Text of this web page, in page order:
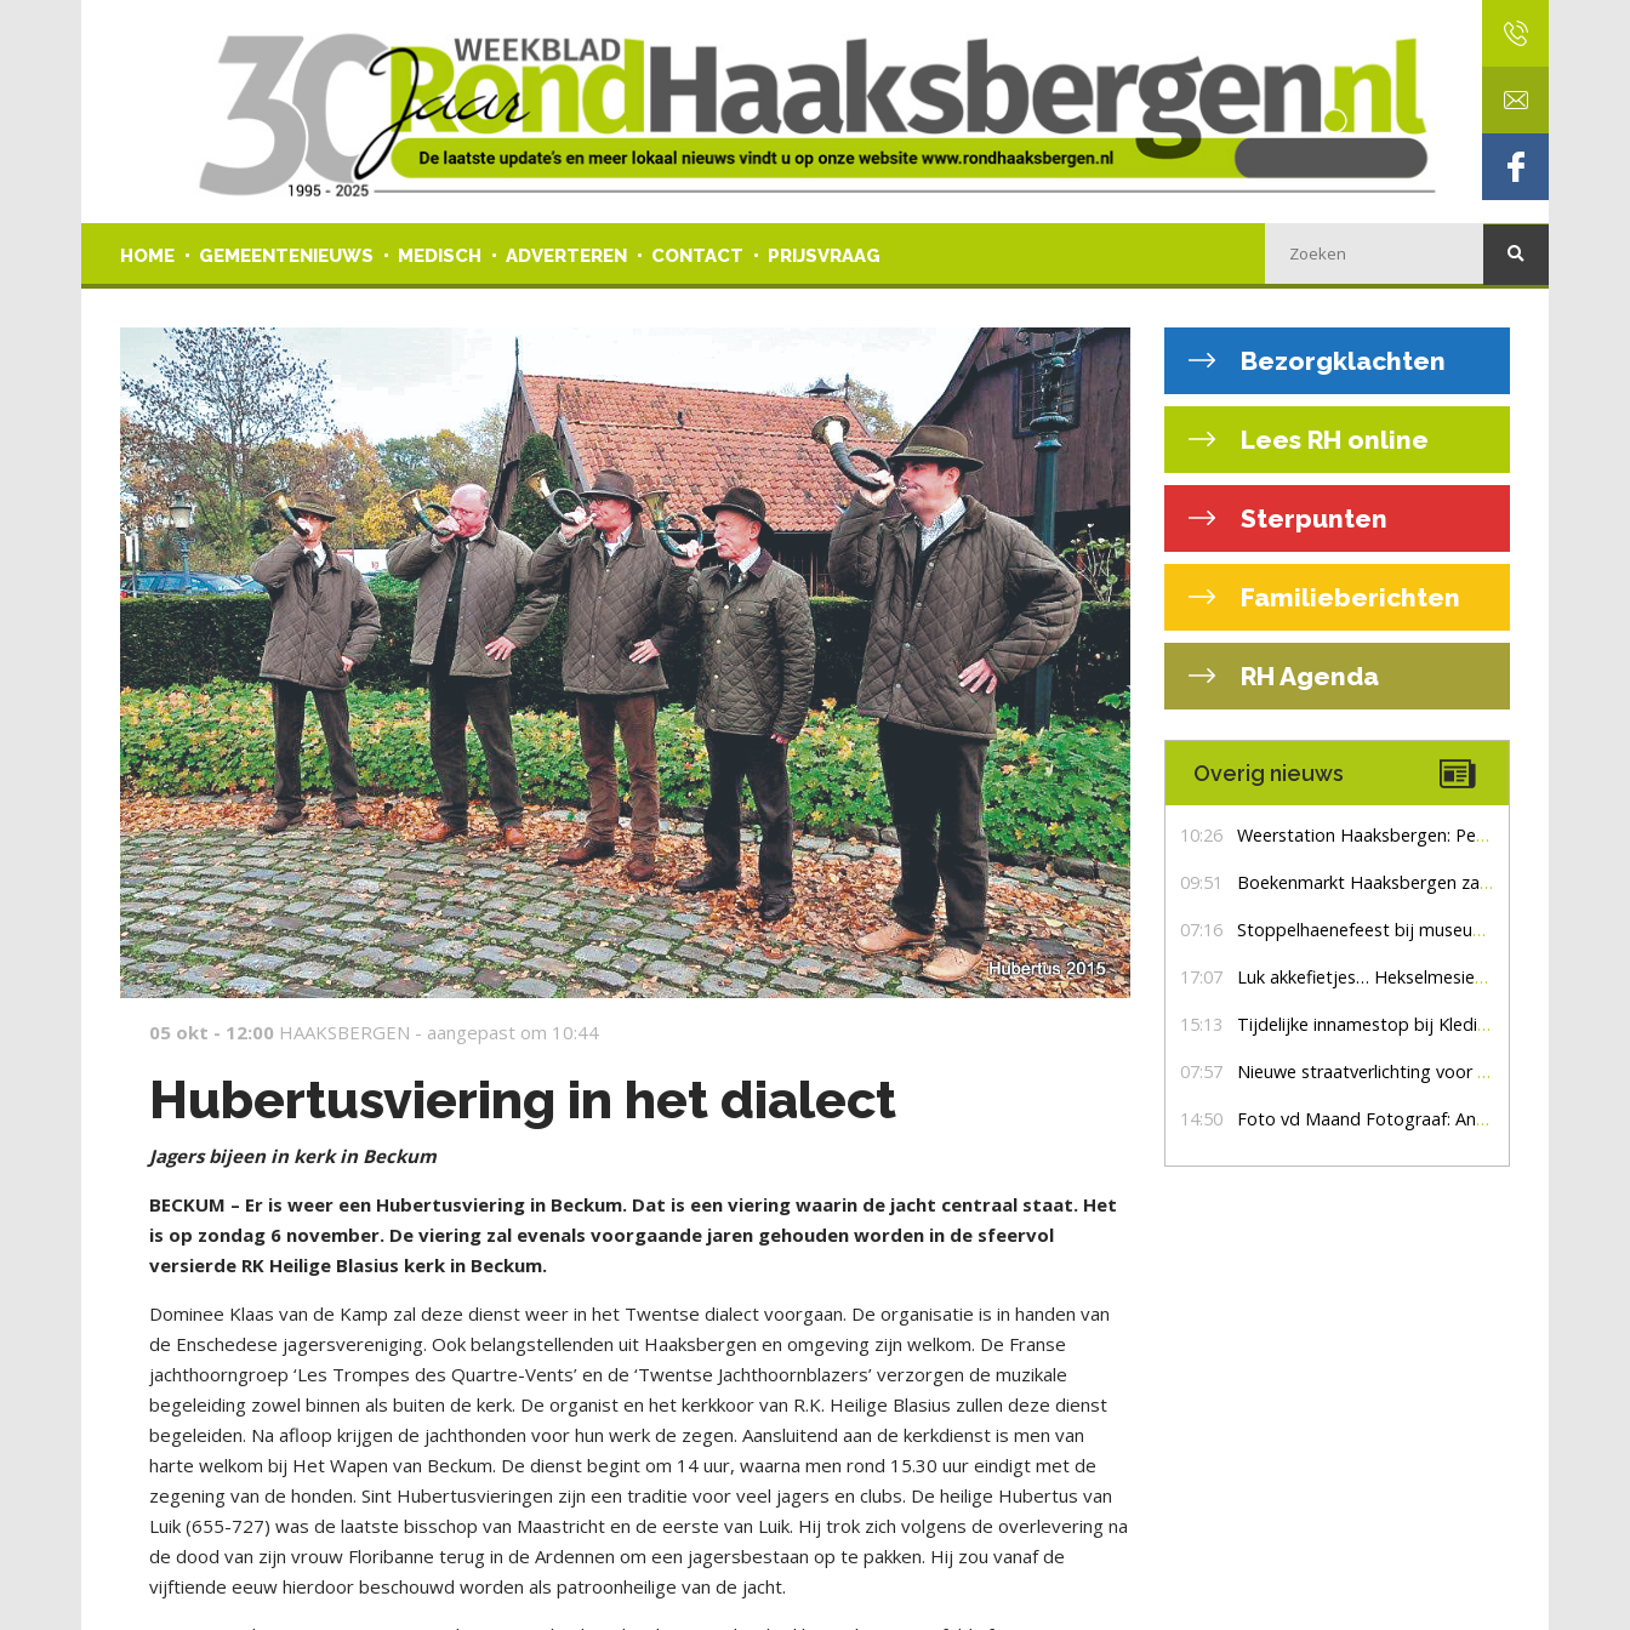
HOME GEMEENTENIEUWS MEDISCH ADVERTEREN CONTACT PRIJSVRAAG
05 okt - 12:00 HAAKSBERGEN - aangepast om 10:44
Hubertusviering in het dialect
Jagers bijeen in kerk in Beckum
BECKUM – Er is weer een Hubertusviering in Beckum. Dat is een viering waarin de jacht centraal staat. Het
is op zondag 6 november. De viering zal evenals voorgaande jaren gehouden worden in de sfeervol
versierde RK Heilige Blasius kerk in Beckum.
Dominee Klaas van de Kamp zal deze dienst weer in het Twentse dialect voorgaan. De organisatie is in handen van
de Enschedese jagersvereniging. Ook belangstellenden uit Haaksbergen en omgeving zijn welkom. De Franse
jachthoorngroep ‘Les Trompes des Quartre-Vents’ en de ‘Twentse Jachthoornblazers’ verzorgen de muzikale
begeleiding zowel binnen als buiten de kerk. De organist en het kerkkoor van R.K. Heilige Blasius zullen deze dienst
begeleiden. Na afloop krijgen de jachthonden voor hun werk de zegen. Aansluitend aan de kerkdienst is men van
harte welkom bij Het Wapen van Beckum. De dienst begint om 14 uur, waarna men rond 15.30 uur eindigt met de
zegening van de honden. Sint Hubertusvieringen zijn een traditie voor veel jagers en clubs. De heilige Hubertus van
Luik (655-727) was de laatste bisschop van Maastricht en de eerste van Luik. Hij trok zich volgens de overlevering na
de dood van zijn vrouw Floribanne terug in de Ardennen om een jagersbestaan op te pakken. Hij zou vanaf de
vijftiende eeuw hierdoor beschouwd worden als patroonheilige van de jacht.
Bezorgklachten
Lees RH online
Sterpunten
Familieberichten
RH Agenda
Overig nieuws
10:26 Weerstation Haaksbergen: Perioden met zon en droog
09:51 Boekenmarkt Haaksbergen zaterdag 8 augustus, marktplein Haaksbergen
07:16 Stoppelhaenefeest bij museum De Lebbenbrugge
17:07 Luk akkefietjes… HekselmesienHarry
15:13 Tijdelijke innamestop bij Kledingbank Stefania
07:57 Nieuwe straatverlichting voor De Veldmaat en De Pas
14:50 Foto vd Maand Fotograaf: Anna Jalving